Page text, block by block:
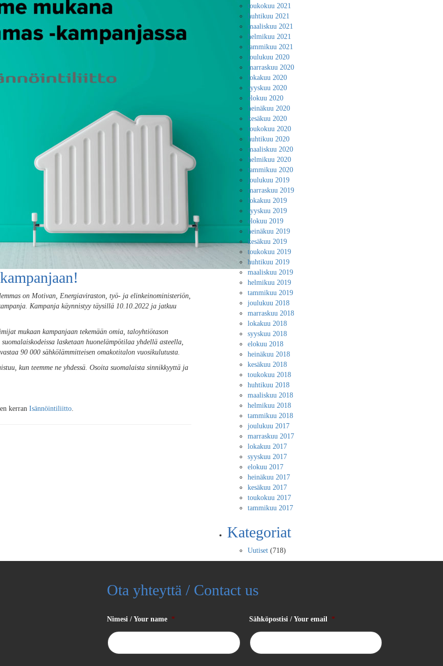
on Motivan, Energiaviraston, työ- ja elinkeinoministeriön,
Kampanja käynnistyy täysillä 10.10.2022 ja jatkuu
mukaan kampanjaan tekemään omia, taloyhtiötason
lasketaan huonelämpötilaa yhdellä asteella,
90 000 sähkölämmitteisen omakotitalon vuosikulutusta.
kun teemme ne yhdessä. Osoita suomalaista sinnikkyyttä ja
kerran Isännöintiliitto.
toukokuu 2021
huhtikuu 2021
maaliskuu 2021
helmikuu 2021
tammikuu 2021
joulukuu 2020
marraskuu 2020
lokakuu 2020
syyskuu 2020
elokuu 2020
heinäkuu 2020
kesäkuu 2020
toukokuu 2020
huhtikuu 2020
maaliskuu 2020
helmikuu 2020
tammikuu 2020
joulukuu 2019
marraskuu 2019
lokakuu 2019
syyskuu 2019
elokuu 2019
heinäkuu 2019
kesäkuu 2019
toukokuu 2019
huhtikuu 2019
maaliskuu 2019
helmikuu 2019
tammikuu 2019
joulukuu 2018
marraskuu 2018
lokakuu 2018
syyskuu 2018
elokuu 2018
heinäkuu 2018
kesäkuu 2018
toukokuu 2018
huhtikuu 2018
maaliskuu 2018
helmikuu 2018
tammikuu 2018
joulukuu 2017
marraskuu 2017
lokakuu 2017
syyskuu 2017
elokuu 2017
heinäkuu 2017
kesäkuu 2017
toukokuu 2017
tammikuu 2017
Kategoriat
Uutiset (718)
Ota yhteyttä / Contact us
Nimesi / Your name * Sähköpostisi / Your email *